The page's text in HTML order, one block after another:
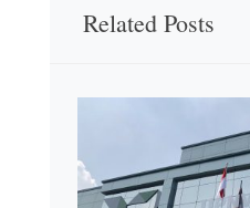
Related Posts